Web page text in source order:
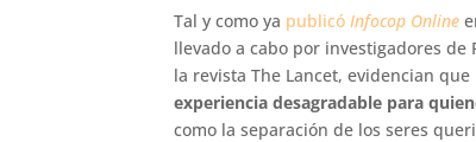
Tal y como ya publicó Infocop Online
llevado a cabo por investigadores
la revista The Lancet, evidencian que
experiencia desagradable para
como la separación de los seres